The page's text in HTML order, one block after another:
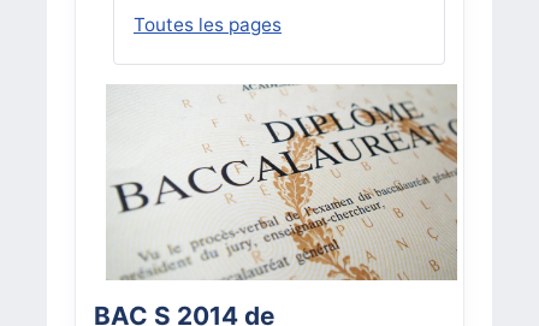
Toutes les pages
BAC S 2014 de